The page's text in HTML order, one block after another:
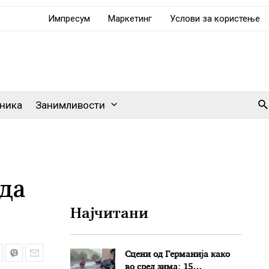
Импресум Маркетинг Услови за користење
Занимливости
Најчитани
Сцени од Германија како
во сред зима: 15